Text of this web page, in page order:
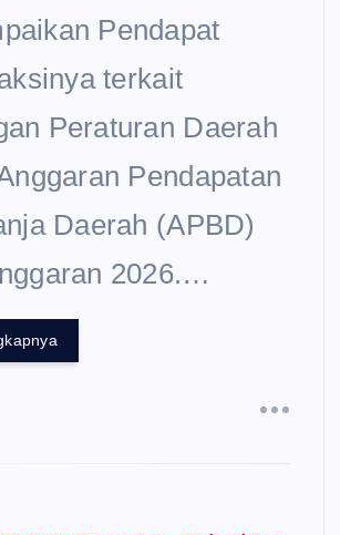
Pendapat
terkait
Peraturan Daerah
Pendapatan
Daerah (APBD)
2026.…